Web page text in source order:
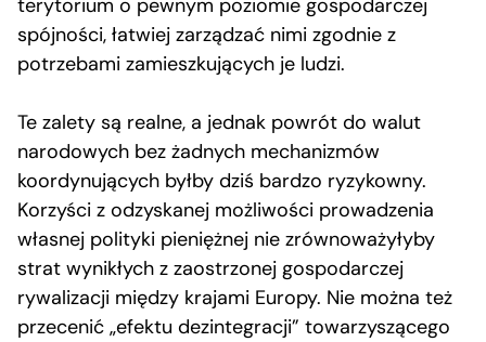
terytorium o pewnym poziomie gospodarczej
spójności, łatwiej zarządzać nimi zgodnie z
potrzebami zamieszkujących je ludzi.
Te zalety są realne, a jednak powrót do walut
narodowych bez żadnych mechanizmów
koordynujących byłby dziś bardzo ryzykowny.
Korzyści z odzyskanej możliwości prowadzenia
własnej polityki pieniężnej nie zrównoważyłyby
strat wynikłych z zaostrzonej gospodarczej
rywalizacji między krajami Europy. Nie można też
przecenić „efektu dezintegracji” towarzyszącego